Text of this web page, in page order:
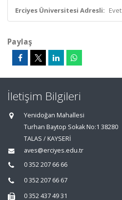
Erciyes Üniversitesi Adresli: Evet
Paylaş
İletişim Bilgileri
Yenidoğan Mahallesi
Turhan Baytop Sokak No:1 38280
TALAS / KAYSERİ
aves@erciyes.edu.tr
0 352 207 66 66
0 352 207 66 67
0 352 437 49 31